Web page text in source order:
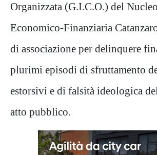
Organizzata (G.I.C.O.) del
Economico-Finanziaria
di associazione per delinquere
plurimi episodi di sfruttamento
estorsivi e di falsità ideologica
atto pubblico.